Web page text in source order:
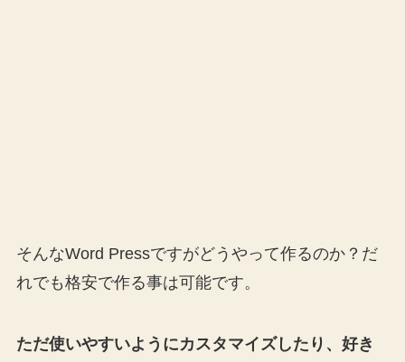
そんなWord Pressですがどうやって作るのか？だ
れでも格安で作る事は可能です。
ただ使いやすいようにカスタマイズしたり、好き